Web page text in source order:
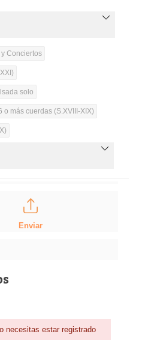
Conciertos
solo
más cuerdas (S.XVIII-XIX)
Enviar
necesitas estar registrado